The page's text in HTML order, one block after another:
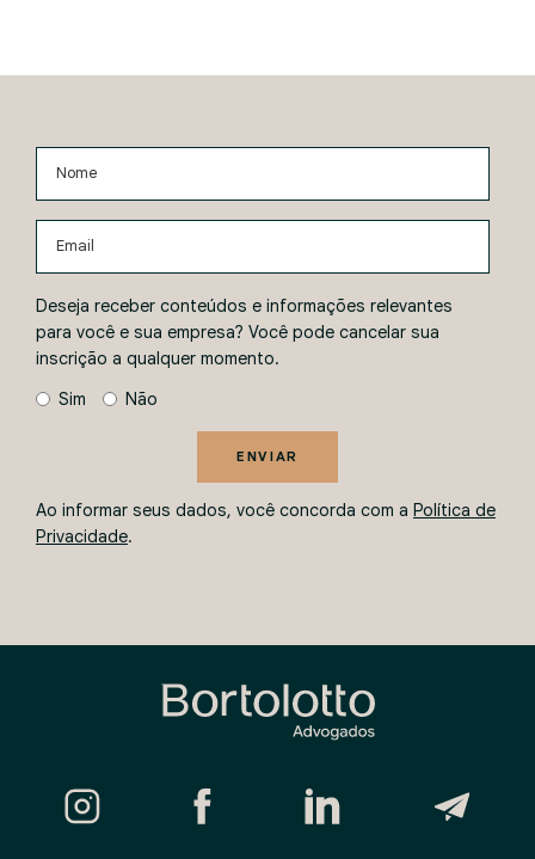
Deseja receber conteúdos e informações relevantes
para você e sua empresa? Você pode cancelar sua
inscrição a qualquer momento.
Sim
Não
ENVIAR
Ao informar seus dados, você concorda com a Política de
Privacidade.